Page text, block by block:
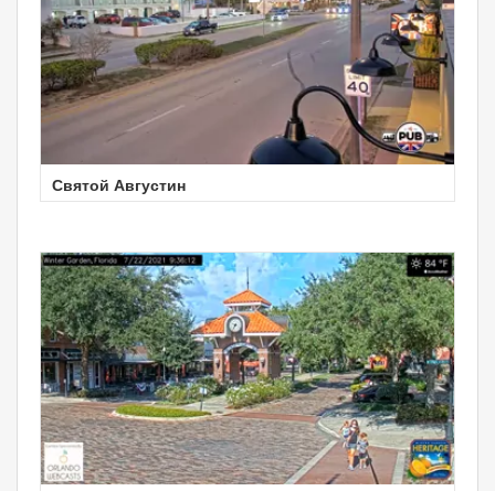
Святой Августин